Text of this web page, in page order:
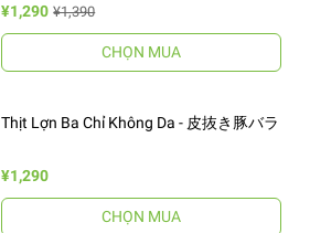
¥1,290 ¥1,390
CHỌN MUA
Thịt Lợn Ba Chỉ Không Da - 皮抜き豚バラ
¥1,290
CHỌN MUA